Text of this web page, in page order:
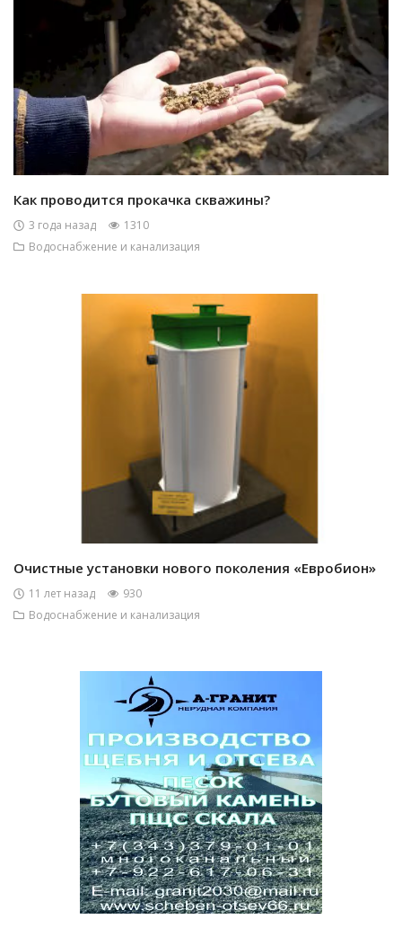
Как проводится прокачка скважины?
3 года назад
1310
Водоснабжение и канализация
Очистные установки нового поколения «Евробион»
11 лет назад
930
Водоснабжение и канализация